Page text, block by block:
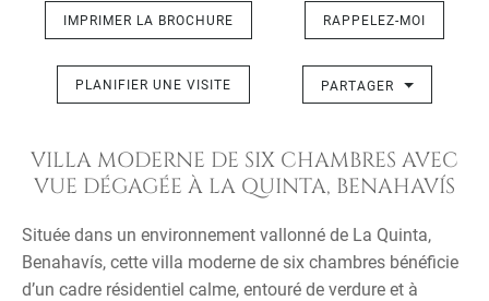
IMPRIMER LA BROCHURE RAPPELEZ-MOI
PLANIFIER UNE VISITE PARTAGER
VILLA MODERNE DE SIX CHAMBRES AVEC
VUE DÉGAGÉE À LA QUINTA, BENAHAVÍS
Située dans un environnement vallonné de La Quinta,
Benahavís, cette villa moderne de six chambres bénéficie
d’un cadre résidentiel calme, entouré de verdure et à